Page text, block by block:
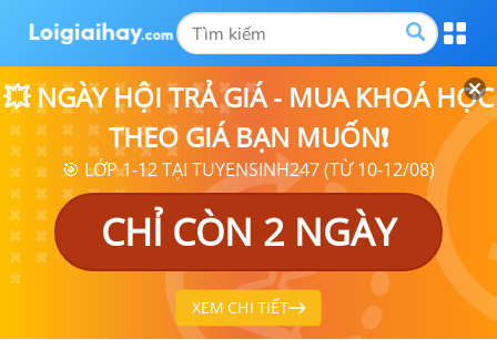
💥 NGÀY HỘI TRẢ GIÁ - MUA KHOÁ HỌC
THEO GIÁ BẠN MUỐN❗
🎯 LỚP 1-12 TẠI TUYENSINH247 (TỪ 10-12/08)
CHỈ CÒN 2 NGÀY
XEM CHI TIẾT